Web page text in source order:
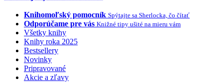
Knihomoľský pomocník Spýtajte sa Sherlocka, čo čítať
Odporúčame pre vás Knižné tipy ušité na mieru vám
Všetky knihy
Knihy roka 2025
Bestsellery
Novinky
Pripravované
Akcie a zľavy